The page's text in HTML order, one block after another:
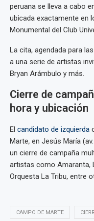
peruana se lleva a cabo
ubicada exactamente en
Monumental del Club
La cita, agendada para
a una serie de artistas
Bryan Arámbulo y más.
Cierre de
hora y ubicación
El candidato de izquierda
Marte, en Jesús María
un cierre de campaña
artistas como Amaranta,
Orquesta La Tribu, entre
CAMPO DE MARTE